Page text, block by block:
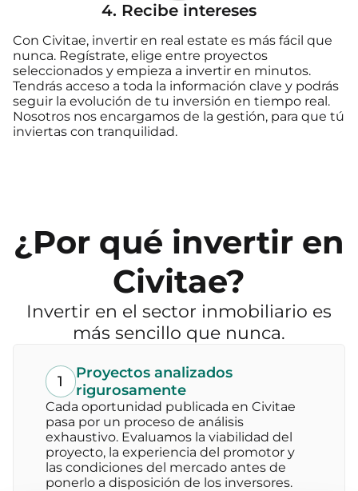
4. Recibe intereses
Con Civitae, invertir en real estate es más fácil que
nunca. Regístrate, elige entre proyectos
seleccionados y empieza a invertir en minutos.
Tendrás acceso a toda la información clave y podrás
seguir la evolución de tu inversión en tiempo real.
Nosotros nos encargamos de la gestión, para que tú
inviertas con tranquilidad.
¿Por qué invertir en
Civitae?
Invertir en el sector inmobiliario es
más sencillo que nunca.
1
Proyectos analizados
rigurosamente
Cada oportunidad publicada en Civitae
pasa por un proceso de análisis
exhaustivo. Evaluamos la viabilidad del
proyecto, la experiencia del promotor y
las condiciones del mercado antes de
ponerlo a disposición de los inversores.